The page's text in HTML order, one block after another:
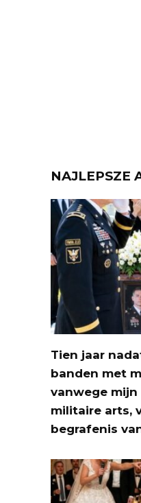
NAJLEPSZE
Tien jaar
banden met
vanwege mijn
militaire arts,
begrafenis